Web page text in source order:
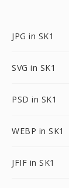
JPG in SK1
SVG in SK1
PSD in SK1
WEBP in SK1
JFIF in SK1